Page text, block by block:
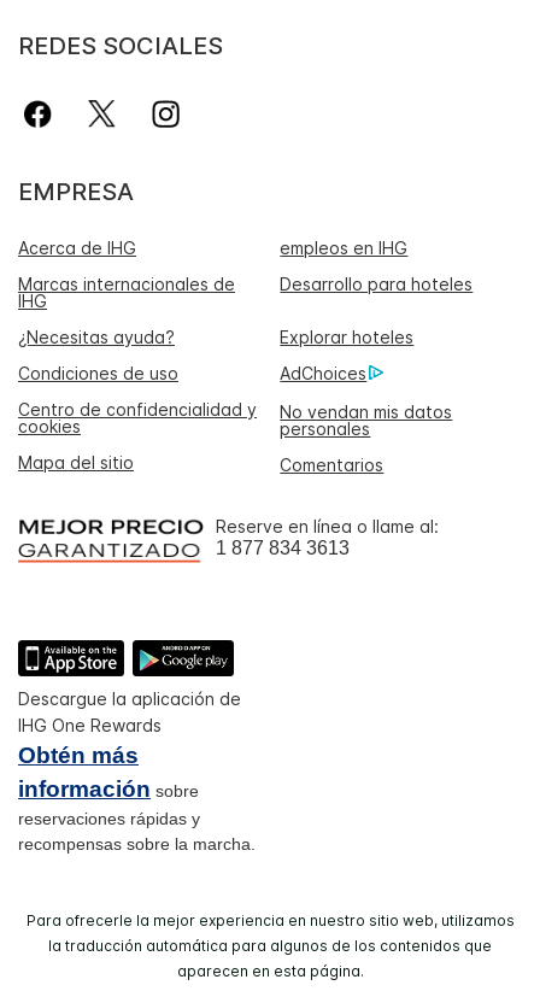
REDES SOCIALES
EMPRESA
Acerca de IHG
empleos en IHG
Marcas internacionales de
IHG
Desarrollo para hoteles
¿Necesitas ayuda?
Explorar hoteles
Condiciones de uso
AdChoices
Centro de confidencialidad y
cookies
No vendan mis datos
personales
Mapa del sitio
Comentarios
Reserve en línea o llame al:
1 877 834 3613
Descargue la aplicación de
IHG One Rewards
Obtén más
información sobre
reservaciones rápidas y
recompensas sobre la marcha.
Para ofrecerle la mejor experiencia en nuestro sitio web, utilizamos
la traducción automática para algunos de los contenidos que
aparecen en esta página.